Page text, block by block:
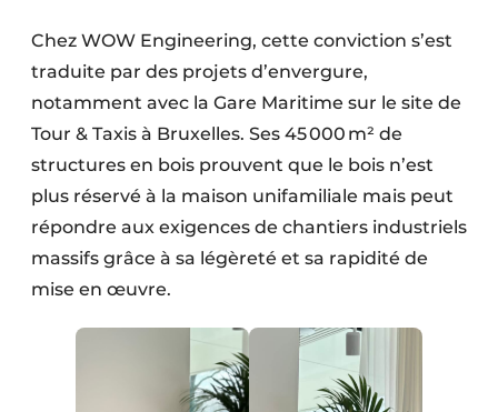
Chez WOW Engineering, cette conviction s’est
traduite par des projets d’envergure,
notamment avec la Gare Maritime sur le site de
Tour & Taxis à Bruxelles. Ses 45 000 m² de
structures en bois prouvent que le bois n’est
plus réservé à la maison unifamiliale mais peut
répondre aux exigences de chantiers industriels
massifs grâce à sa légèreté et sa rapidité de
mise en œuvre.